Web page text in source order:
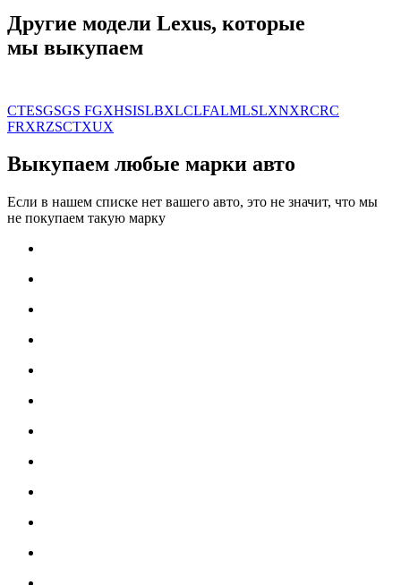
Другие модели Lexus, которые
мы выкупаем
CTESGSGS FGXHSISLBXLCLFALMLSLXNXRCRC
FRXRZSCTXUX
Выкупаем любые марки авто
Если в нашем списке нет вашего авто, это не значит, что мы
не покупаем такую марку